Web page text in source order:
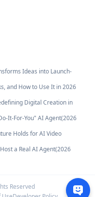
Ideas into Launch-
and How to Use It in 2026
Digital Creation in
AI Agent(2026
Holds for AI Video
a Real AI Agent(2026
Reserved